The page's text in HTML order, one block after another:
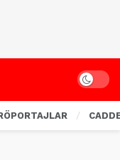
Dark